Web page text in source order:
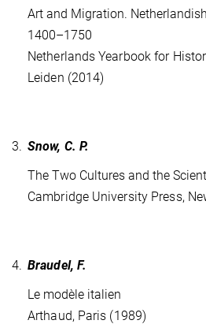
Art and Migration.
1400–1750
Netherlands Yearbook for
Leiden (2014)
3. Snow, C. P.
The Two Cultures and the
Cambridge University Press,
4. Braudel, F.
Le modèle italien
Arthaud, Paris (1989)